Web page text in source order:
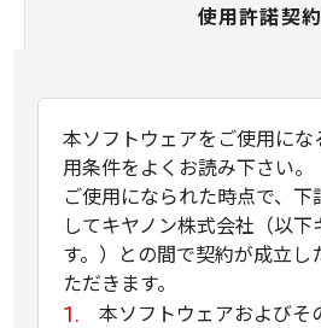
使用許諾契
本ソフトウェアをご使用に
用条件をよくお読み下さい。
ご使用になられた時点で、
してキヤノン株式会社（以下
す。）との間で契約が成立し
ただきます。
本ソフトウェアおよびそ